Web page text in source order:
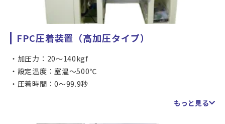
FPC圧着装置（高加圧タイプ）
加圧力：20～140kgf
設定温度：室温～500℃
圧着時間：0～99.9秒
ESD対策：ステージ側面より除電ブロア
もっと見る